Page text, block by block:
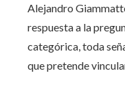
Alejandro
respuesta a la
categórica, toda
que pretende